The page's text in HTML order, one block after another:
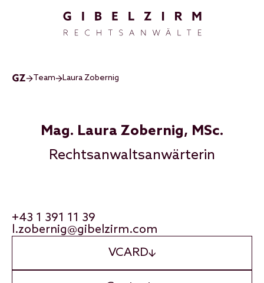
Team Laura Zobernig
Mag. Laura Zobernig, MSc.
Rechtsanwaltsanwärterin
+43 1 391 11 39
l.zobernig@gibelzirm.com
VCARD